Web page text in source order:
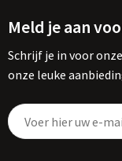
Meld je aan
Schrijf je in voor
onze leuke